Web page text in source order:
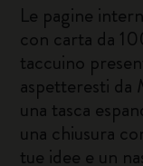
Le pagine
con carta da
taccuino
aspetteresti da
una tasca
una chiusura
tue idee e un